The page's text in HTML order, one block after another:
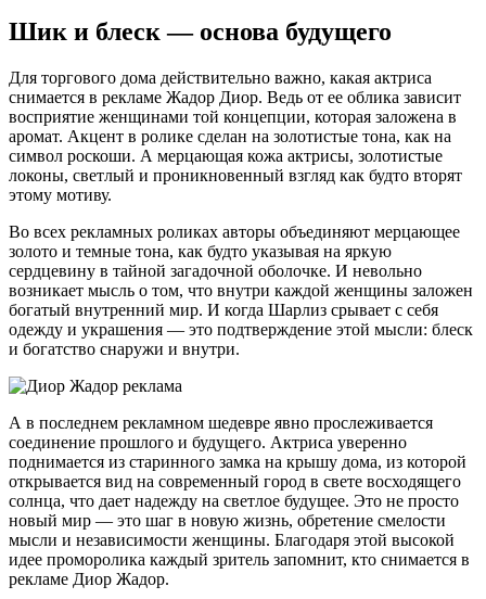
Шик и блеск — основа будущего
Для торгового дома действительно важно, какая актриса
снимается в рекламе Жадор Диор. Ведь от ее облика зависит
восприятие женщинами той концепции, которая заложена в
аромат. Акцент в ролике сделан на золотистые тона, как на
символ роскоши. А мерцающая кожа актрисы, золотистые
локоны, светлый и проникновенный взгляд как будто вторят
этому мотиву.
Во всех рекламных роликах авторы объединяют мерцающее
золото и темные тона, как будто указывая на яркую
сердцевину в тайной загадочной оболочке. И невольно
возникает мысль о том, что внутри каждой женщины заложен
богатый внутренний мир. И когда Шарлиз срывает с себя
одежду и украшения — это подтверждение этой мысли: блеск
и богатство снаружи и внутри.
А в последнем рекламном шедевре явно прослеживается
соединение прошлого и будущего. Актриса уверенно
поднимается из старинного замка на крышу дома, из которой
открывается вид на современный город в свете восходящего
солнца, что дает надежду на светлое будущее. Это не просто
новый мир — это шаг в новую жизнь, обретение смелости
мысли и независимости женщины. Благодаря этой высокой
идее проморолика каждый зритель запомнит, кто снимается в
рекламе Диор Жадор.